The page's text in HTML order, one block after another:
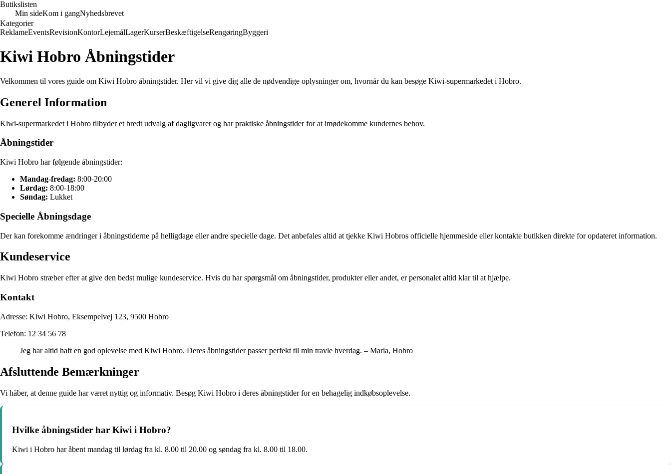
Butikslisten
Min sideKom i gangNyhedsbrevet
Kategorier
ReklameEventsRevisionKontorLejemålLagerKurserBeskæftigelseRengøringByggeri
Kiwi Hobro Åbningstider
Velkommen til vores guide om Kiwi Hobro åbningstider. Her vil vi give dig alle de nødvendige oplysninger om, hvornår du kan besøge Kiwi-supermarkedet i Hobro.
Generel Information
Kiwi-supermarkedet i Hobro tilbyder et bredt udvalg af dagligvarer og har praktiske åbningstider for at imødekomme kundernes behov.
Åbningstider
Kiwi Hobro har følgende åbningstider:
Mandag-fredag: 8:00-20:00
Lørdag: 8:00-18:00
Søndag: Lukket
Specielle Åbningsdage
Der kan forekomme ændringer i åbningstiderne på helligdage eller andre specielle dage. Det anbefales altid at tjekke Kiwi Hobros officielle hjemmeside eller kontakte butikken direkte for opdateret information.
Kundeservice
Kiwi Hobro stræber efter at give den bedst mulige kundeservice. Hvis du har spørgsmål om åbningstider, produkter eller andet, er personalet altid klar til at hjælpe.
Kontakt
Adresse: Kiwi Hobro, Eksempelvej 123, 9500 Hobro
Telefon: 12 34 56 78
Jeg har altid haft en god oplevelse med Kiwi Hobro. Deres åbningstider passer perfekt til min travle hverdag. – Maria, Hobro
Afsluttende Bemærkninger
Vi håber, at denne guide har været nyttig og informativ. Besøg Kiwi Hobro i deres åbningstider for en behagelig indkøbsoplevelse.
Hvilke åbningstider har Kiwi i Hobro?
Kiwi i Hobro har åbent mandag til lørdag fra kl. 8.00 til 20.00 og søndag fra kl. 8.00 til 18.00.